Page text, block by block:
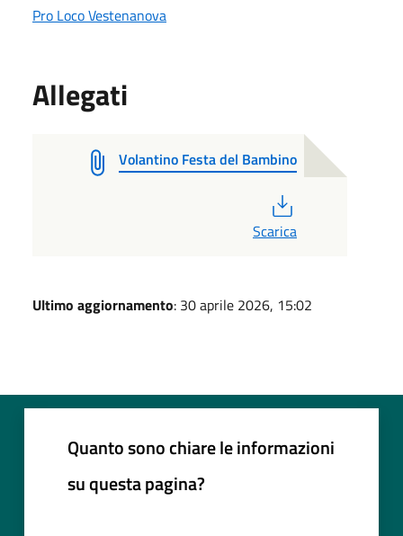
Pro Loco Vestenanova
Allegati
Volantino Festa del Bambino
Scarica
Ultimo aggiornamento: 30 aprile 2026, 15:02
Quanto sono chiare le informazioni
su questa pagina?